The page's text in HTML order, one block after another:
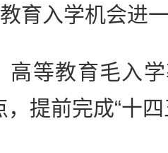
入学机会进
等教育毛入学
提前完成“十